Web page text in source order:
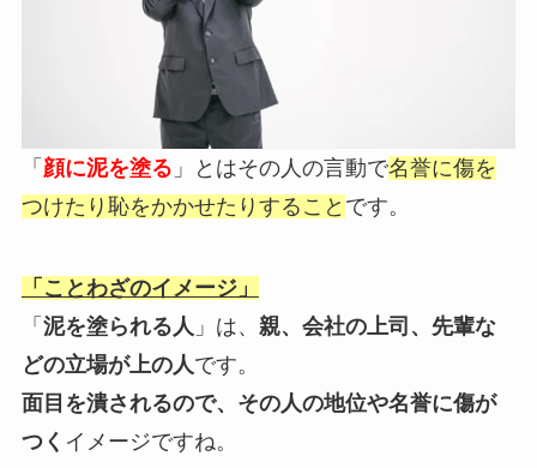
「 顔に泥を塗る 」とはその人の言動で名誉に傷を
つけたり恥をかかせたりすること です。
「ことわざのイメージ」
「 泥を塗られる人 」は、 親、会社の上司、先輩な
どの立場が上の人 です。
面目を潰されるので、その人の地位や名誉に傷が
つく イメージですね。